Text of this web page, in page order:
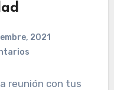
2021
reunión con tus